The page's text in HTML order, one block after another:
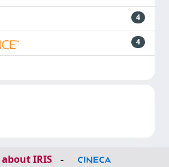
4
4
about IRIS -